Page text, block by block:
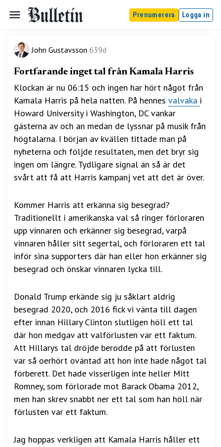
Prenumerera Logga in
John Gustavsson 639d
Fortfarande inget tal från Kamala Harris
Klockan är nu 06:15 och ingen har hört något från
Kamala Harris på hela natten. På hennes valvaka i
Howard University i Washington, DC vankar
gästerna av och an medan de lyssnar på musik från
högtalarna. I början av kvällen tittade man på
nyheterna och följde resultaten, men det bryr sig
ingen om längre. Tydligare signal än så är det
svårt att få att Harris kampanj vet att det är över.
Kommer Harris att erkänna sig besegrad?
Traditionellt i amerikanska val så ringer förloraren
upp vinnaren och erkänner sig besegrad, varpå
vinnaren håller sitt segertal, och förloraren ett tal
inför sina supporters där han eller hon erkänner sig
besegrad och önskar vinnaren lycka till.
Donald Trump erkände sig ju såklart aldrig
besegrad 2020, och 2016 fick vi vänta till dagen
efter innan Hillary Clinton slutligen höll ett tal
där hon medgav att valförlusten var ett faktum.
Att Hillarys tal dröjde berodde på att förlusten
var så oerhört oväntad att hon inte hade något tal
förberett. Det hade visserligen inte heller Mitt
Romney, som förlorade mot Barack Obama 2012,
men han skrev snabbt ner ett tal som han höll när
förlusten var ett faktum.
Jag hoppas verkligen att Kamala Harris håller ett